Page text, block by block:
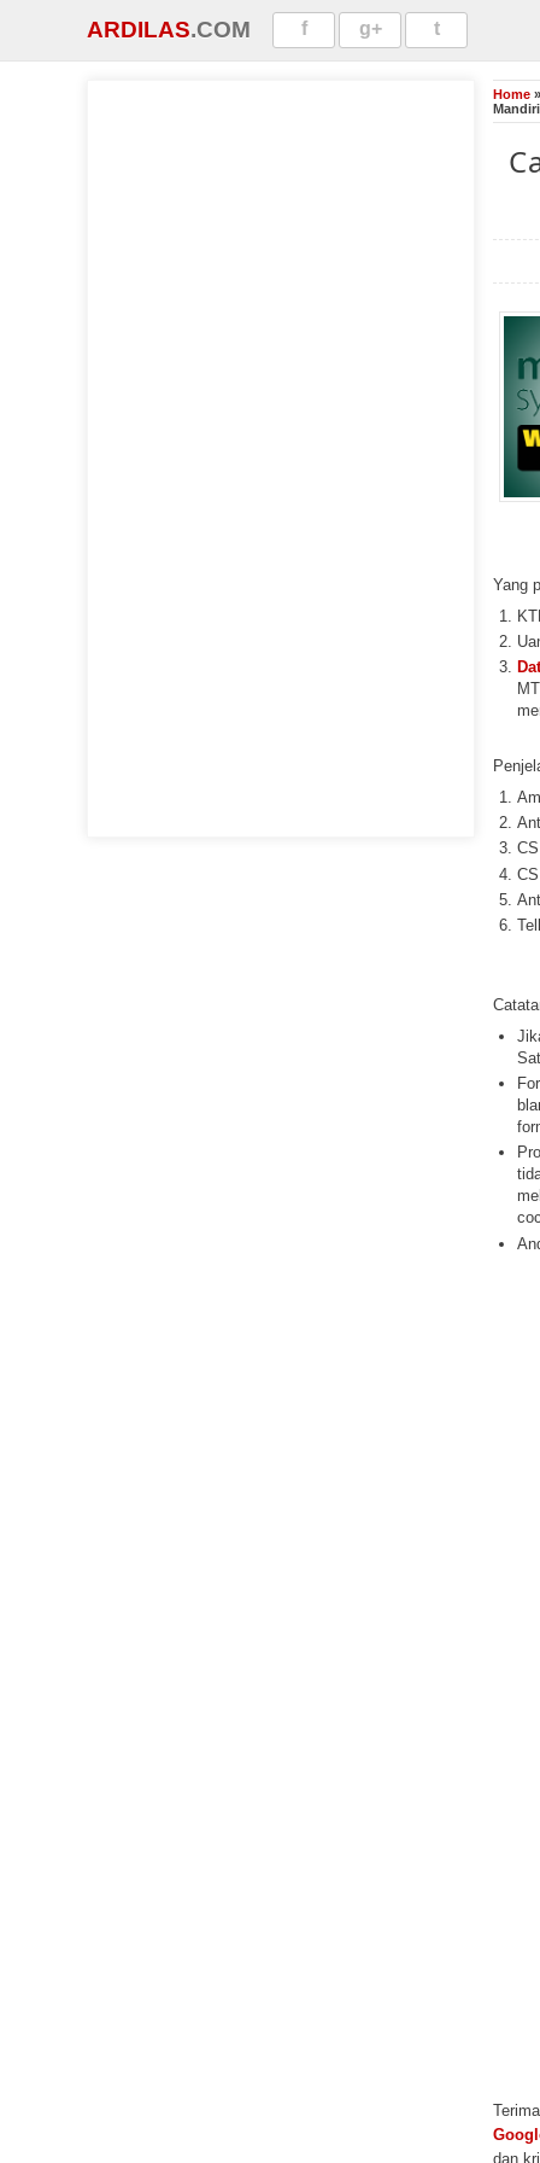
ARDILAS.COM f g+ t
Home
Mandiri
Yang
dan